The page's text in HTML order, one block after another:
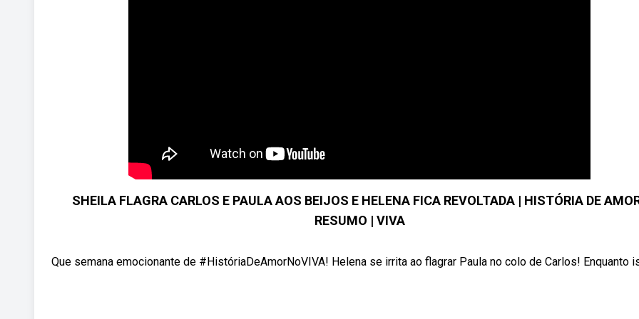
SHEILA FLAGRA CARLOS E PAULA AOS BEIJOS E HELENA FICA REVOLTADA | HISTÓRIA DE
RESUMO | VIVA
Que semana emocionante de #HistóriaDeAmorNoVIVA! Helena se irrita ao flagrar Paula no colo de Carlos! Enquanto